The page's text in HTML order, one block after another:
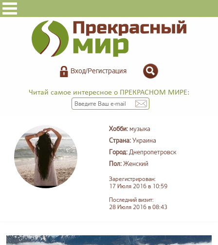
Вход/Регистрация
Читай самое интересное о ПРЕКРАСНОМ МИРЕ:
Хобби:музыка
Страна:Украина
Город:Днепропетровск
Пол:Женский
Зарегистрирован:
17 Июля 2016 в 10:59
Последний визит:
28 Июля 2016 в 08:43